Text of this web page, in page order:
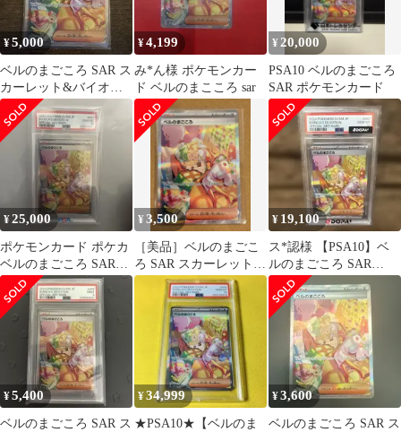
¥5,000
ベルのまごころ SAR ス
カーレット&バイオレ
ット 拡張パック サイバ
ージャッ…
¥4,199
み*ん様 ポケモンカー
ド ベルのまこころ sar
¥ 20,000
PSA10 ベルのまごころ
SAR ポケモンカード
¥25,000
ポケモンカード ポケカ
ベルのまごころ SAR
PSA10 最終値下げ
¥3,500
［美品］ベルのまごこ
ろ SAR スカーレット&
バイオレット 拡張パッ
¥ 19,100
ス*認様 【PSA10】ベ
ルのまごころ SAR
097/071 ポケカ
¥5,400
ベルのまごころ SAR ス
¥34,999
★PSA10★【ベルのま
¥3,600
ベルのまごころ SAR ス